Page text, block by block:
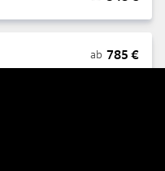
ab 785 €